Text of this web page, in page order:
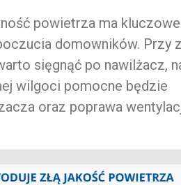
powietrza ma
domowników. Przy
sięgnąć po nawilżacz,
wilgoci pomocne będzie
oraz poprawa